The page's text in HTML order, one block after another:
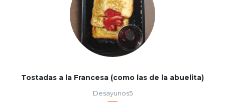
Tostadas a la Francesa (como las de la abuelita)
Desayunos5